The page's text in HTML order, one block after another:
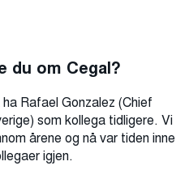
du om Cegal?
Rafael Gonzalez (Chief
som kollega tidligere. Vi
årene og nå var tiden inne
igjen.